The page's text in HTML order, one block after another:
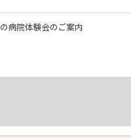
病院体験会のご案内